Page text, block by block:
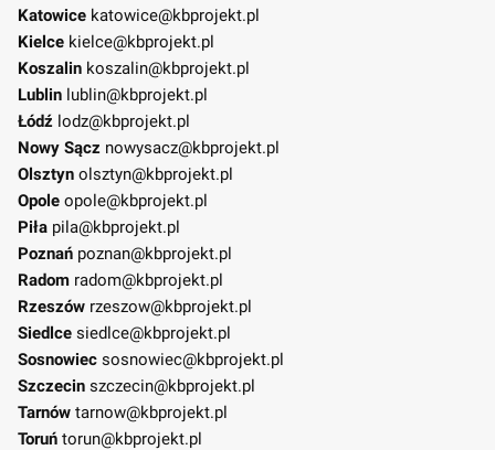
Katowice katowice@kbprojekt.pl
Kielce kielce@kbprojekt.pl
Koszalin koszalin@kbprojekt.pl
Lublin lublin@kbprojekt.pl
Łódź lodz@kbprojekt.pl
Nowy Sącz nowysacz@kbprojekt.pl
Olsztyn olsztyn@kbprojekt.pl
Opole opole@kbprojekt.pl
Piła pila@kbprojekt.pl
Poznań poznan@kbprojekt.pl
Radom radom@kbprojekt.pl
Rzeszów rzeszow@kbprojekt.pl
Siedlce siedlce@kbprojekt.pl
Sosnowiec sosnowiec@kbprojekt.pl
Szczecin szczecin@kbprojekt.pl
Tarnów tarnow@kbprojekt.pl
Toruń torun@kbprojekt.pl